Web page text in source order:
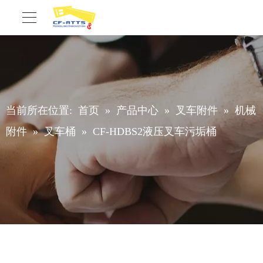
当前所在位置: 首页 » 产品中心 » 叉车附件 » 机械
附件 » 叉车桶 » CF-HDBS2液压叉车污垢桶